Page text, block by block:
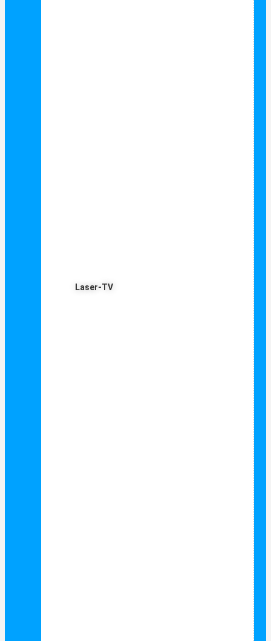
Laser-TV